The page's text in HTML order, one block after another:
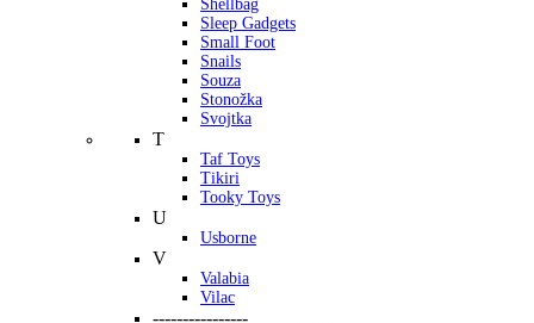
Shellbag
Sleep Gadgets
Small Foot
Snails
Souza
Stonožka
Svojtka
T
Taf Toys
Tikiri
Tooky Toys
U
Usborne
V
Valabia
Vilac
----------------